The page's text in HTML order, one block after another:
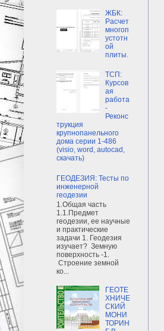
ЖБК:
Расчет
многоп
устотн
ой
плиты.
ТСП:
Курсов
ая
работа
-
Реконс
трукция
крупнопанельного
дома серии 1-486
(visio, word, autocad,
скачать)
ГЕОДЕЗИЯ: Тесты по
инженерной
геодезии
1.Общая часть
1.1.Предмет
геодезии, ее научные
и практические
задачи 1. Геодезия
изучает? Земную
поверхность -1.
Строение земной
ко...
ГЕОТЕ
ХНИЧЕ
СКИЙ
МОНИ
ТОРИН